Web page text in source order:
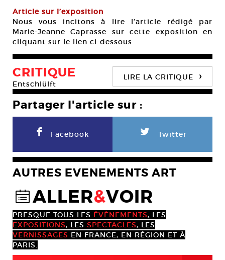
Article sur l’exposition
Nous vous incitons à lire l’article rédigé par
Marie-Jeanne Caprasse sur cette exposition en
cliquant sur le lien ci-dessous.
CRITIQUE
Entschlülft
LIRE LA CRITIQUE ›
Partager l'article sur :
F Facebook L Twitter
AUTRES EVENEMENTS ART
@ALLER&VOIR
PRESQUE TOUS LES ÉVÈNEMENTS, LES
EXPOSITIONS, LES SPECTACLES, LES
VERNISSAGES EN FRANCE, EN RÉGION ET À
PARIS.